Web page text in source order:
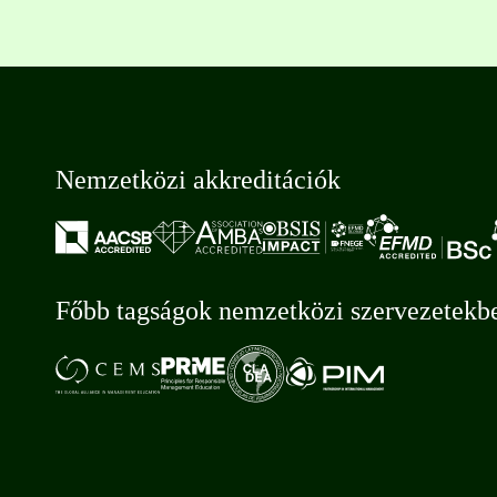
Nemzetközi akkreditációk
Főbb tagságok nemzetközi